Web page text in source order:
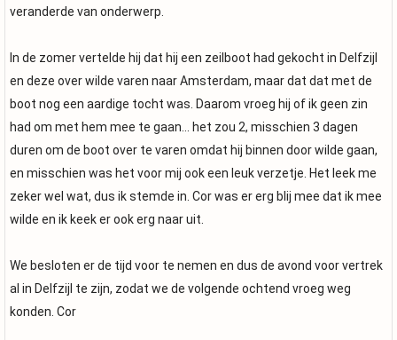
veranderde van onderwerp.
In de zomer vertelde hij dat hij een zeilboot had gekocht in Delfzijl
en deze over wilde varen naar Amsterdam, maar dat dat met de
boot nog een aardige tocht was. Daarom vroeg hij of ik geen zin
had om met hem mee te gaan... het zou 2, misschien 3 dagen
duren om de boot over te varen omdat hij binnen door wilde gaan,
en misschien was het voor mij ook een leuk verzetje. Het leek me
zeker wel wat, dus ik stemde in. Cor was er erg blij mee dat ik mee
wilde en ik keek er ook erg naar uit.
We besloten er de tijd voor te nemen en dus de avond voor vertrek
al in Delfzijl te zijn, zodat we de volgende ochtend vroeg weg
konden. Cor